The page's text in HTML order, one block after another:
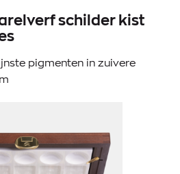
schilder kist
pigmenten in zuivere